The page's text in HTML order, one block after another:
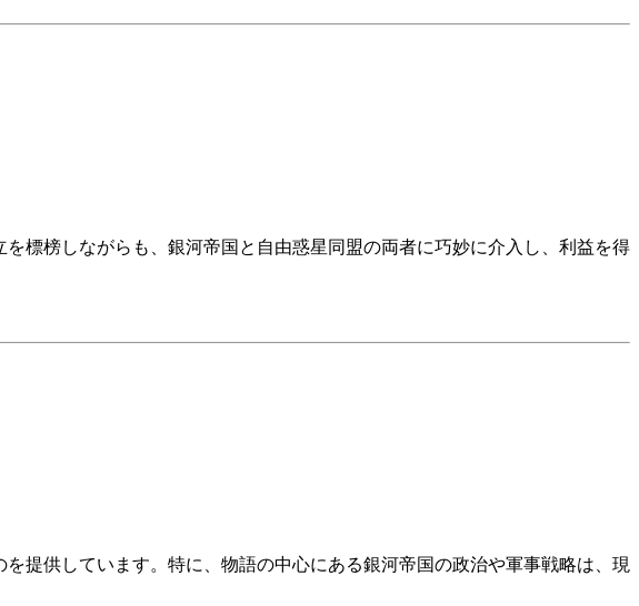
標榜しながらも、銀河帝国と自由惑星同盟の両者に巧妙に介入し、利益を得
提供しています。特に、物語の中心にある銀河帝国の政治や軍事戦略は、現